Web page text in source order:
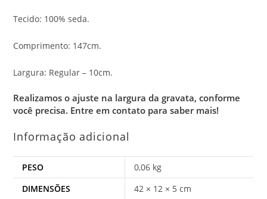
Tecido: 100% seda.
Comprimento: 147cm.
Largura: Regular – 10cm.
Realizamos o ajuste na largura da gravata, conforme
você precisa. Entre em contato para saber mais!
Informação adicional
PESO
0,06 kg
DIMENSÕES
42 × 12 × 5 cm